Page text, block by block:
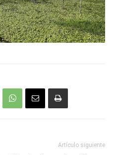
Artículo siguiente